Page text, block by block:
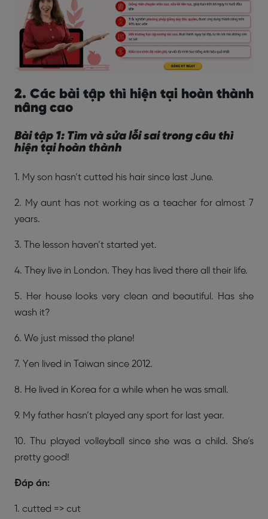
2. Các bài tập thì hiện tại hoàn thành
nâng cao
Bài tập 1: Tìm và sửa lỗi sai trong câu thì
hiện tại hoàn thành
1. My son hasn’t cutted his hair since last June.
2. My aunt has not working as a teacher for almost 7
years.
3. The lesson haven’t started yet.
4. They live in London. They has lived there all their life.
5. Her house looks very clean and beautiful. Has she
wash it?
6. We just missed the plane!
7. Yen lived in Taiwan since 2012.
8. He lived in Korea for a while when he was small.
9. My father hasn’t played any sport for last year.
10. Thu played volleyball since she was a child. She’s
pretty good!
Đáp án:
1. cutted => cut